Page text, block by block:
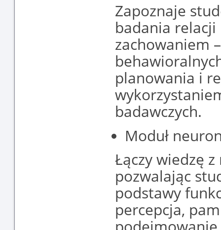
Zapoznaje
badania
zachowaniem
planowania i
badawczych.
Moduł
Łączy wiedzę
pozwalając
podstawy
percepcja,